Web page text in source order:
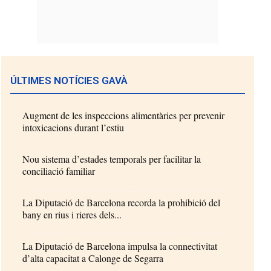
ÚLTIMES NOTÍCIES GAVÀ
Augment de les inspeccions alimentàries per prevenir
intoxicacions durant l’estiu
Nou sistema d’estades temporals per facilitar la
conciliació familiar
La Diputació de Barcelona recorda la prohibició del
bany en rius i rieres dels...
La Diputació de Barcelona impulsa la connectivitat
d’alta capacitat a Calonge de Segarra